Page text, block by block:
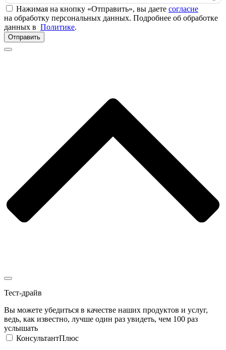
Нажимая на кнопку «Отправить», вы даете согласие
на обработку персональных данных. Подробнее об обработке
данных в Политике.
Отправить
Тест-драйв
Вы можете убедиться в качестве наших продуктов и услуг,
ведь, как известно, лучше один раз увидеть, чем 100 раз
услышать
КонсультантПлюс